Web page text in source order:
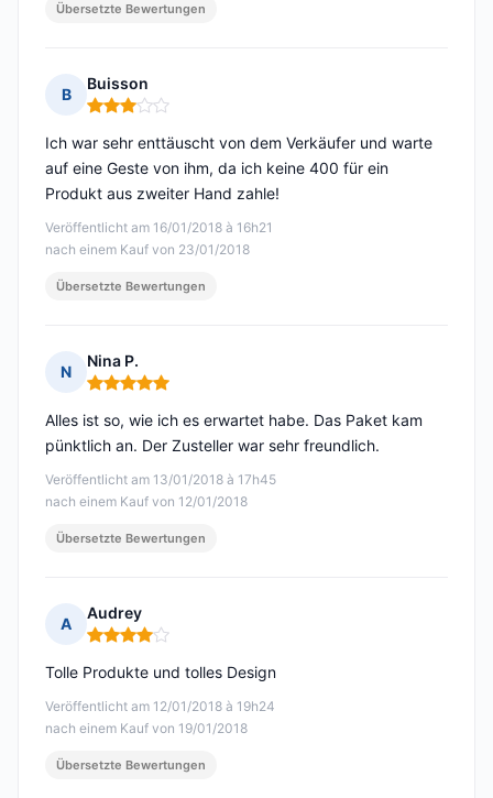
Übersetzte Bewertungen
B
Buisson
Hinweis: 3 von 5
Veröffentlicht am 16/01/2018 à 16h21
nach einem Kauf von 23/01/2018
Ich war sehr enttäuscht von dem Verkäufer und warte
auf eine Geste von ihm, da ich keine 400 für ein
Produkt aus zweiter Hand zahle!
Übersetzte Bewertungen
N
Nina P.
Hinweis: 5 von 5
Veröffentlicht am 13/01/2018 à 17h45
nach einem Kauf von 12/01/2018
Alles ist so, wie ich es erwartet habe. Das Paket kam
pünktlich an. Der Zusteller war sehr freundlich.
Übersetzte Bewertungen
A
Audrey
Hinweis: 4 von 5
Veröffentlicht am 12/01/2018 à 19h24
nach einem Kauf von 19/01/2018
Tolle Produkte und tolles Design
Übersetzte Bewertungen